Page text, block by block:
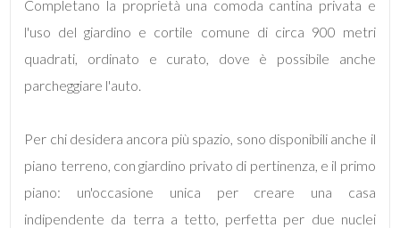
Completano la proprietà una comoda cantina privata e
l'uso del giardino e cortile comune di circa 900 metri
quadrati, ordinato e curato, dove è possibile anche
parcheggiare l'auto.
Per chi desidera ancora più spazio, sono disponibili anche il
piano terreno, con giardino privato di pertinenza, e il primo
piano: un'occasione unica per creare una casa
indipendente da terra a tetto, perfetta per due nuclei
3
4
5
5+